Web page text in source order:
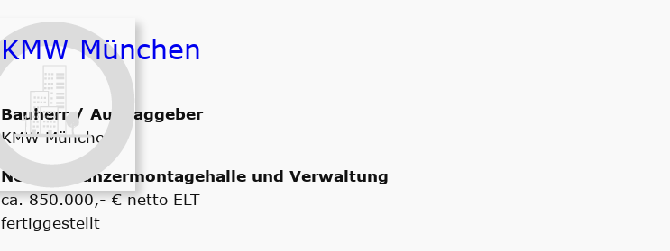
KMW München
Bauherr / Auftraggeber
KMW München
Neubau Panzermontagehalle und Verwaltung
ca. 850.000,- € netto ELT
fertiggestellt